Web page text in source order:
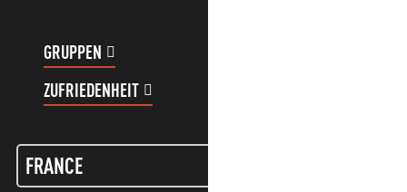
GRUPPEN
ZUFRIEDENHEIT